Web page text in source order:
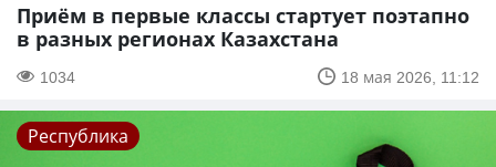
Приём в первые классы стартует поэтапно
в разных регионах Казахстана
1034 18 мая 2026, 11:12
Республика